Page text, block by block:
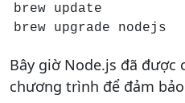
brew update
brew upgrade nodejs
Bây giờ Node.js đã được
chương trình để đảm